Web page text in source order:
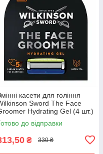
касети для гоління
Sword The Face
Hydrating Gel (4 шт.)
до відправки
₴ 330 ₴